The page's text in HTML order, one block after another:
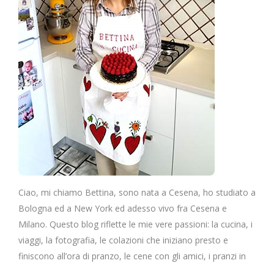
Ciao, mi chiamo Bettina, sono nata a Cesena, ho studiato a
Bologna ed a New York ed adesso vivo fra Cesena e
Milano. Questo blog riflette le mie vere passioni: la cucina, i
viaggi, la fotografia, le colazioni che iniziano presto e
finiscono all’ora di pranzo, le cene con gli amici, i pranzi in